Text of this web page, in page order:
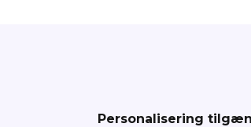
Personalisering